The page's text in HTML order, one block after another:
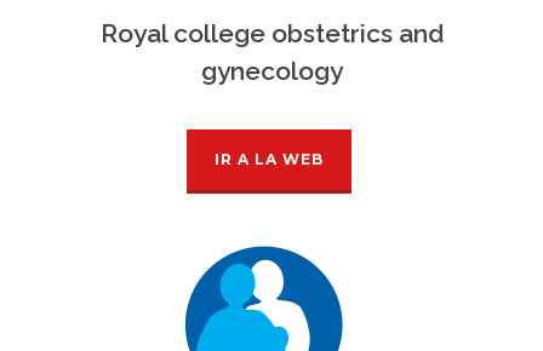
Royal college obstetrics and
gynecology
IR A LA WEB